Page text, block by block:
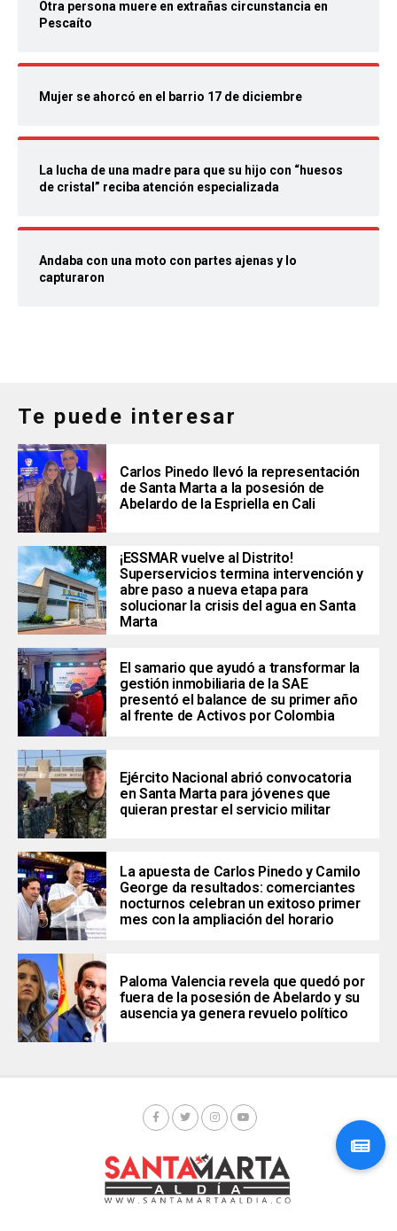
Otra persona muere en extrañas circunstancia en
Pescaíto
Mujer se ahorcó en el barrio 17 de diciembre
La lucha de una madre para que su hijo con “huesos
de cristal” reciba atención especializada
Andaba con una moto con partes ajenas y lo
capturaron
Te puede interesar
Carlos Pinedo llevó la representación
de Santa Marta a la posesión de
Abelardo de la Espriella en Cali
¡ESSMAR vuelve al Distrito!
Superservicios termina intervención y
abre paso a nueva etapa para
solucionar la crisis del agua en Santa
Marta
El samario que ayudó a transformar la
gestión inmobiliaria de la SAE
presentó el balance de su primer año
al frente de Activos por Colombia
Ejército Nacional abrió convocatoria
en Santa Marta para jóvenes que
quieran prestar el servicio militar
La apuesta de Carlos Pinedo y Camilo
George da resultados: comerciantes
nocturnos celebran un exitoso primer
mes con la ampliación del horario
Paloma Valencia revela que quedó por
fuera de la posesión de Abelardo y su
ausencia ya genera revuelo político